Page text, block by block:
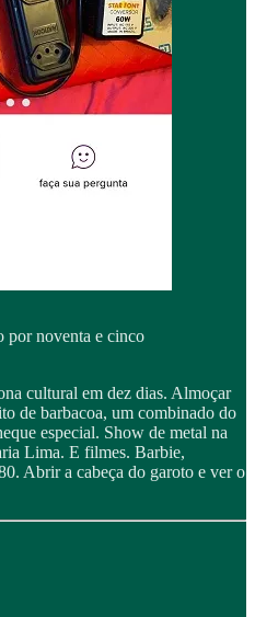
por noventa e cinco
cultural em dez dias. Almoçar
de barbacoa, um combinado do
especial. Show de metal na
Lima. E filmes. Barbie,
Abrir a cabeça do garoto e ver o